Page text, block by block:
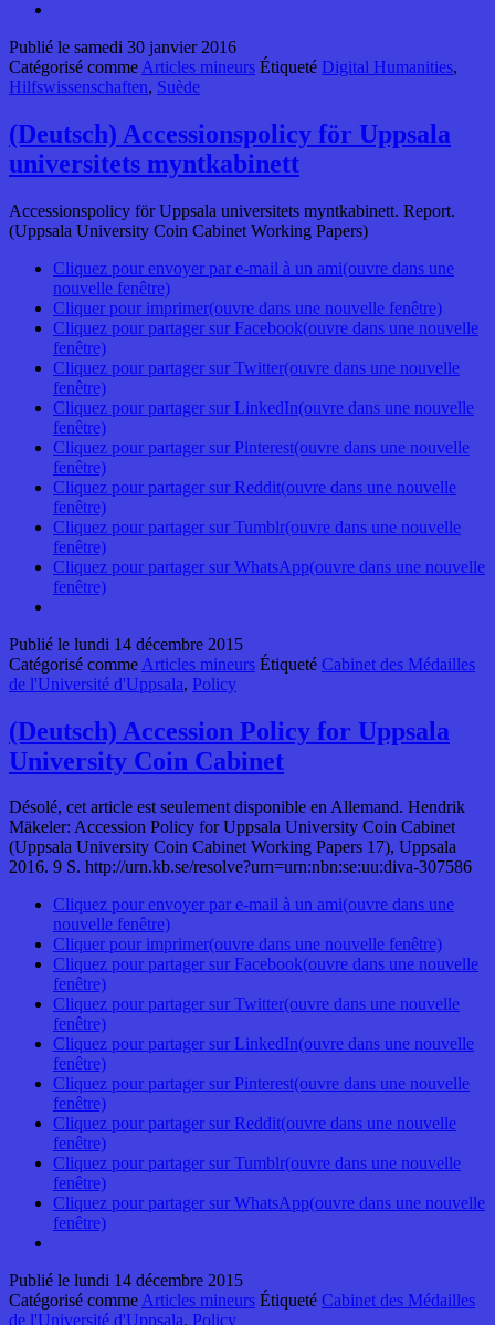
Publié le samedi 30 janvier 2016
Catégorisé comme Articles mineurs Étiqueté Digital Humanities,
Hilfswissenschaften, Suède
(Deutsch) Accessionspolicy för Uppsala
universitets myntkabinett
Accessionspolicy för Uppsala universitets myntkabinett. Report.
(Uppsala University Coin Cabinet Working Papers)
Cliquez pour envoyer par e-mail à un ami(ouvre dans une
nouvelle fenêtre)
Cliquer pour imprimer(ouvre dans une nouvelle fenêtre)
Cliquez pour partager sur Facebook(ouvre dans une nouvelle
fenêtre)
Cliquez pour partager sur Twitter(ouvre dans une nouvelle
fenêtre)
Cliquez pour partager sur LinkedIn(ouvre dans une nouvelle
fenêtre)
Cliquez pour partager sur Pinterest(ouvre dans une nouvelle
fenêtre)
Cliquez pour partager sur Reddit(ouvre dans une nouvelle
fenêtre)
Cliquez pour partager sur Tumblr(ouvre dans une nouvelle
fenêtre)
Cliquez pour partager sur WhatsApp(ouvre dans une nouvelle
fenêtre)
Publié le lundi 14 décembre 2015
Catégorisé comme Articles mineurs Étiqueté Cabinet des Médailles
de l'Université d'Uppsala, Policy
(Deutsch) Accession Policy for Uppsala
University Coin Cabinet
Désolé, cet article est seulement disponible en Allemand. Hendrik
Mäkeler: Accession Policy for Uppsala University Coin Cabinet
(Uppsala University Coin Cabinet Working Papers 17), Uppsala
2016. 9 S. http://urn.kb.se/resolve?urn=urn:nbn:se:uu:diva-307586
Cliquez pour envoyer par e-mail à un ami(ouvre dans une
nouvelle fenêtre)
Cliquer pour imprimer(ouvre dans une nouvelle fenêtre)
Cliquez pour partager sur Facebook(ouvre dans une nouvelle
fenêtre)
Cliquez pour partager sur Twitter(ouvre dans une nouvelle
fenêtre)
Cliquez pour partager sur LinkedIn(ouvre dans une nouvelle
fenêtre)
Cliquez pour partager sur Pinterest(ouvre dans une nouvelle
fenêtre)
Cliquez pour partager sur Reddit(ouvre dans une nouvelle
fenêtre)
Cliquez pour partager sur Tumblr(ouvre dans une nouvelle
fenêtre)
Cliquez pour partager sur WhatsApp(ouvre dans une nouvelle
fenêtre)
Publié le lundi 14 décembre 2015
Catégorisé commeArticles mineurs Étiqueté Cabinet des Médailles
de l'Université d'Uppsala, Policy